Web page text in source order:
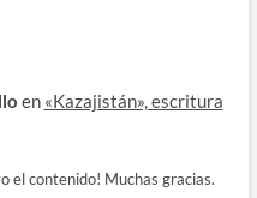
en «Kazajistán», escritura
el contenido! Muchas gracias.